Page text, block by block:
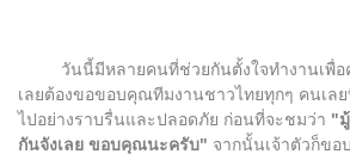
วันนี้มีหลายคนที่ช่วยกันตั้งใจทำงานเพื่อ
เลยต้องขอขอบคุณทีมงานชาวไทยทุกๆ คนเล
ไปอย่างราบรื่นและปลอดภัย ก่อนที่จะชมว่า "
กันจังเลย ขอบคุณนะครับ" จากนั้นเจ้าตัวก็ข